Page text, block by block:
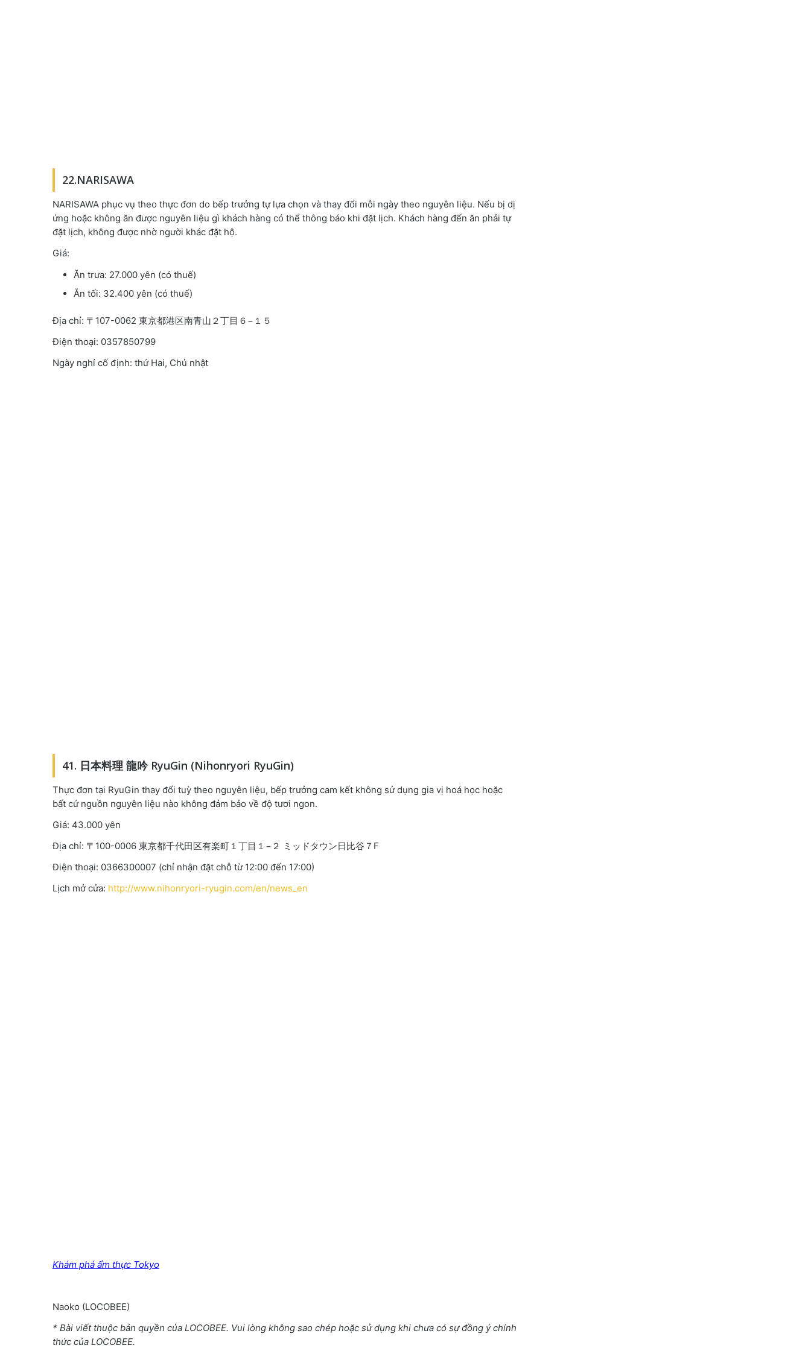
22.NARISAWA
NARISAWA phục vụ theo thực đơn do bếp trưởng tự lựa chọn và thay đổi mỗi ngày theo nguyên liệu. Nếu bị dị
ứng hoặc không ăn được nguyên liệu gì khách hàng có thể thông báo khi đặt lịch. Khách hàng đến ăn phải tự
đặt lịch, không được nhờ người khác đặt hộ.
Giá:
Ăn trưa: 27.000 yên (có thuế)
Ăn tối: 32.400 yên (có thuế)
Địa chỉ: 〒107-0062 東京都港区南青山２丁目６−１５
Điện thoại: 0357850799
Ngày nghỉ cố định: thứ Hai, Chủ nhật
41. 日本料理 龍吟 RyuGin (Nihonryori RyuGin)
Thực đơn tại RyuGin thay đổi tuỳ theo nguyên liệu, bếp trưởng cam kết không sử dụng gia vị hoá học hoặc
bất cứ nguồn nguyên liệu nào không đảm bảo về độ tươi ngon.
Giá: 43.000 yên
Địa chỉ: 〒100-0006 東京都千代田区有楽町１丁目１−２ ミッドタウン日比谷７F
Điện thoại: 0366300007 (chỉ nhận đặt chỗ từ 12:00 đến 17:00)
Lịch mở cửa: http://www.nihonryori-ryugin.com/en/news_en
Khám phá ẩm thực Tokyo
Naoko (LOCOBEE)
* Bài viết thuộc bản quyền của LOCOBEE. Vui lòng không sao chép hoặc sử dụng khi chưa có sự đồng ý chính
thức của LOCOBEE.